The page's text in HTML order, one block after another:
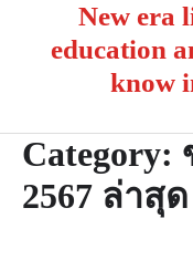
New era
education
know
Category:
2567 ล่าสุด